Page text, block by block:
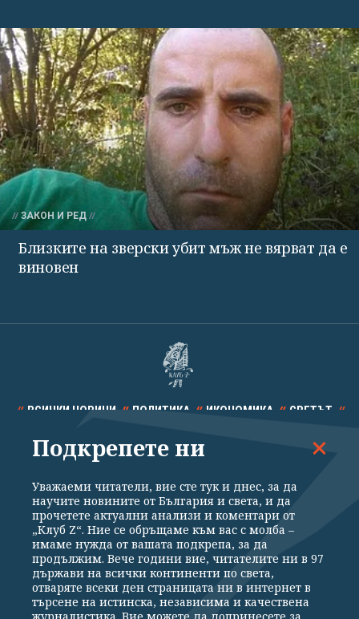
ЗАКОН И РЕД
Близките на зверски убит мъж не вярват да е
виновен
ВСИЧКИ НОВИНИ ПОЛИТИКА ИКОНОМИКА СВЕТЪТ
СПОРТ КУЛТУРА ТЕХНОЛОГИИ КАЛЕЙДОСКОП
Общи условия
Политика за поверителност
Реклама
Партньори Контакти
За Клуб Z
Екип
Подкрепете ни
Подкрепете ни
Уважаеми читатели, вие сте тук и днес, за да
научите новините от България и света, и да
прочетете актуални анализи и коментари от
„Клуб Z“. Ние се обръщаме към вас с молба –
имаме нужда от вашата подкрепа, за да
продължим. Вече години вие, читателите ни в 97
държави на всички континенти по света,
отваряте всеки ден страницата ни в интернет в
търсене на истинска, независима и качествена